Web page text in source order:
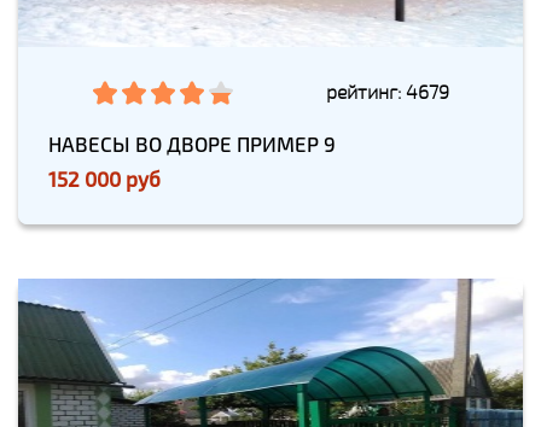
рейтинг: 4679
НАВЕСЫ ВО ДВОРЕ ПРИМЕР 9
152 000 руб